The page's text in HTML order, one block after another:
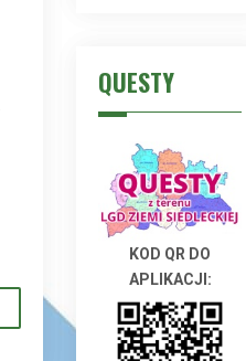
QUESTY
KOD QR DO
APLIKACJI: